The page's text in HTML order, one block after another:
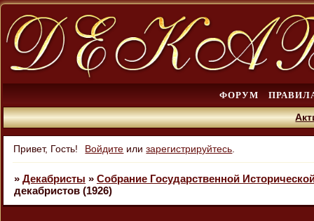
ФОРУМ
Привет, Гость! Войдите илизарегистрируйтесь
» Декабристы » Собрание Государственной
декабристов (1926)